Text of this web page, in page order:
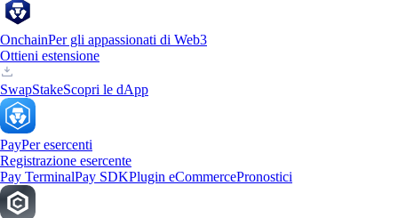
OnchainPer gli appassionati di Web3
Ottieni estensione
SwapStakeScopri le dApp
PayPer esercenti
Registrazione esercente
Pay TerminalPay SDKPlugin eCommercePronostici